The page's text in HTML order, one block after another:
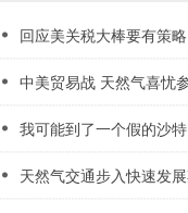
回应美关税大棒要有策略
中美贸易战 天然气喜忧
我可能到了一个假的沙特
天然气交通步入快速发